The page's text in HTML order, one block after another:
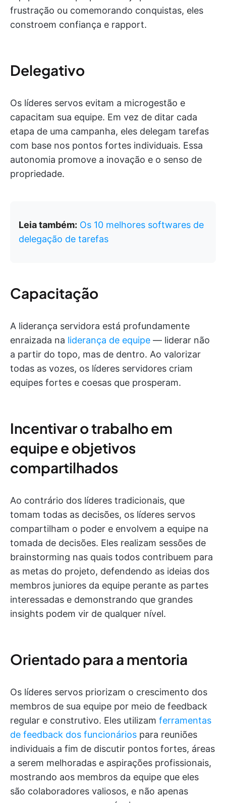
frustração ou comemorando conquistas, eles
constroem confiança e rapport.
Delegativo
Os líderes servos evitam a microgestão e
capacitam sua equipe. Em vez de ditar cada
etapa de uma campanha, eles delegam tarefas
com base nos pontos fortes individuais. Essa
autonomia promove a inovação e o senso de
propriedade.
Leia também: Os 10 melhores softwares de
delegação de tarefas
Capacitação
A liderança servidora está profundamente
enraizada na liderança de equipe — liderar não
a partir do topo, mas de dentro. Ao valorizar
todas as vozes, os líderes servidores criam
equipes fortes e coesas que prosperam.
Incentivar o trabalho em
equipe e objetivos
compartilhados
Ao contrário dos líderes tradicionais, que
tomam todas as decisões, os líderes servos
compartilham o poder e envolvem a equipe na
tomada de decisões. Eles realizam sessões de
brainstorming nas quais todos contribuem para
as metas do projeto, defendendo as ideias dos
membros juniores da equipe perante as partes
interessadas e demonstrando que grandes
insights podem vir de qualquer nível.
Orientado para a mentoria
Os líderes servos priorizam o crescimento dos
membros de sua equipe por meio de feedback
regular e construtivo. Eles utilizam ferramentas
de feedback dos funcionários para reuniões
individuais a fim de discutir pontos fortes, áreas
a serem melhoradas e aspirações profissionais,
mostrando aos membros da equipe que eles
são colaboradores valiosos, e não apenas